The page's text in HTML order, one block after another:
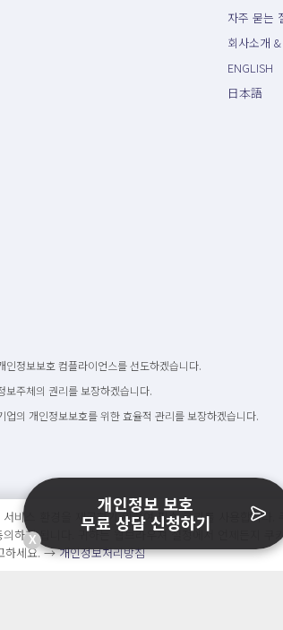
자주 묻는
회사소개
ENGLISH
日本語
정보보호 컴플라이언스를 선도하겠습니다.
주체의 권리를 보장하겠습니다.
의 개인정보보호를 위한 효율적 관리를 보장하겠습니다.
비스 환경을 제공하기 위하여 필수 쿠키를 사용합니다.
하게 됩니다. 귀하는 웹브라우져 설정에서 언제든지 쿠
하세요. →개인정보처리방침
X
개인정보 보호
무료 상담 신청하기